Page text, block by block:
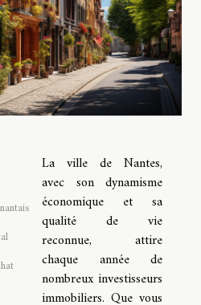
La ville de Nantes,
avec son dynamisme
économique et sa
qualité de vie
reconnue, attire
chaque année de
nombreux investisseurs
immobiliers. Que vous